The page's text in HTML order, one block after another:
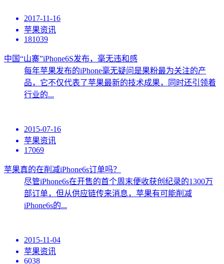
2017-11-16
苹果资讯
181039
中国“山寨”iPhone6S发布，毫无违和感
每年苹果发布的iPhone毫无疑问是果粉最为关注的产
品，它不仅代表了苹果最新的技术成果，同时还引领着
行业的...
2015-07-16
苹果资讯
17069
苹果真的在削减iPhone6s订单吗？
尽管iPhone6s在开售的首个周末便收获创纪录的1300万
部订单，但从供应链传来消息，苹果有可能削减
iPhone6s的...
2015-11-04
苹果资讯
6038